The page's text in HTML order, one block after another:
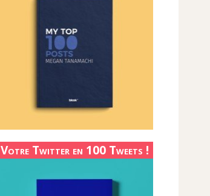
Votre Twitter en 100 Tweets !